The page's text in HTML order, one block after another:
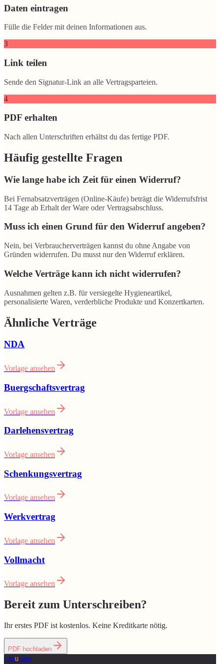
Daten eintragen
Fülle die Felder mit deinen Informationen aus.
3
Link teilen
Sende den Signatur-Link an alle Vertragsparteien.
4
PDF erhalten
Nach allen Unterschriften erhältst du das fertige PDF.
Häufig gestellte Fragen
Wie lange habe ich Zeit für einen Widerruf?
Bei Fernabsatzverträgen (Online-Käufe) beträgt die Widerrufsfrist
14 Tage ab Erhalt der Ware oder Vertragsabschluss.
Muss ich einen Grund für den Widerruf angeben?
Nein, bei Verbraucherverträgen kannst du ohne Angabe von
Gründen widerrufen. Du musst nur den Widerruf erklären.
Welche Verträge kann ich nicht widerrufen?
Ausnahmen gelten z.B. für versiegelte Hygieneartikel,
personalisierte Waren, verderbliche Produkte und Konzertkarten.
Ähnliche Verträge
NDA
Vorlage ansehen
Buergschaftsvertrag
Vorlage ansehen
Darlehensvertrag
Vorlage ansehen
Schenkungsvertrag
Vorlage ansehen
Werkvertrag
Vorlage ansehen
Vollmacht
Vorlage ansehen
Bereit zum Unterschreiben?
Ihr erstes PDF ist kostenlos. Keine Kreditkarte nötig.
PDF hochladen
canusign